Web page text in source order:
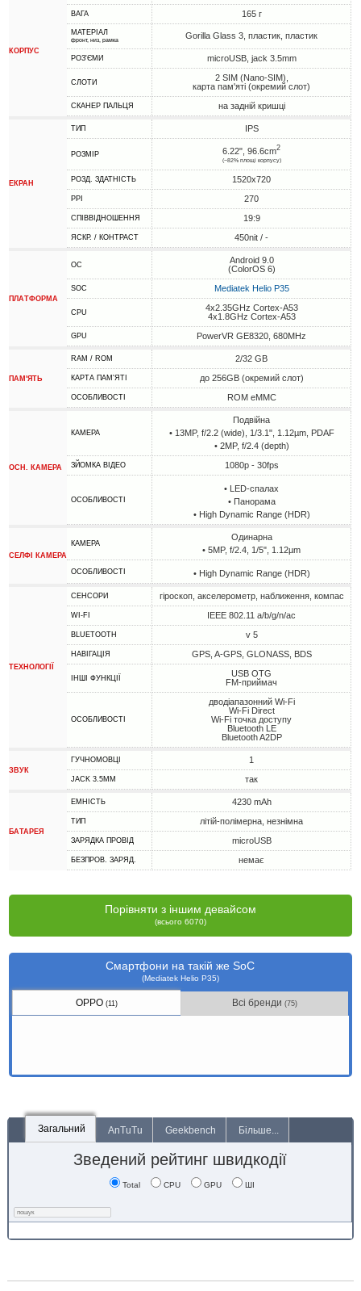
КОРПУС
ВАГА 165 г
МАТЕРІАЛ
фронт, низ, рамка Gorilla Glass 3, пластик, пластик
РОЗ'ЄМИ microUSB, jack 3.5mm
СЛОТИ
2 SIM (Nano-SIM),
карта пам'яті (окремий слот)
СКАНЕР ПАЛЬЦЯ на задній кришці
ЕКРАН
ТИП IPS
РОЗМІР 6.22", 96.6cm2
(~82% площі корпусу)
РОЗД. ЗДАТНІСТЬ 1520x720
PPI 270
СПІВВІДНОШЕННЯ 19:9
ЯСКР. / КОНТРАСТ 450nit / -
ПЛАТФОРМА
ОС
Android 9.0
(ColorOS 6)
SOC Mediatek Helio P35
CPU
4x2.35GHz Cortex-A53
4x1.8GHz Cortex-A53
GPU PowerVR GE8320, 680MHz
ПАМ'ЯТЬ
RAM / ROM 2/32 GB
КАРТА ПАМ'ЯТІ до 256GB (окремий слот)
ОСОБЛИВОСТІ ROM eMMC
ОСН. КАМЕРА
КАМЕРА
Подвійна
• 13MP, f/2.2 (wide), 1/3.1", 1.12µm, PDAF
• 2MP, f/2.4 (depth)
ЗЙОМКА ВІДЕО 1080p - 30fps
ОСОБЛИВОСТІ
• LED-спалах
• Панорама
• High Dynamic Range (HDR)
СЕЛФІ КАМЕРА
КАМЕРА
Одинарна
• 5MP, f/2.4, 1/5", 1.12µm
ОСОБЛИВОСТІ • High Dynamic Range (HDR)
ТЕХНОЛОГІЇ
СЕНСОРИ гіроскоп, акселерометр, наближення, компас
WI-FI IEEE 802.11 a/b/g/n/ac
BLUETOOTH v 5
НАВІГАЦІЯ GPS, A-GPS, GLONASS, BDS
ІНШІ ФУНКЦІЇ
USB OTG
FM-приймач
ОСОБЛИВОСТІ
дводіапазонний Wi-Fi
Wi-Fi Direct
Wi-Fi точка доступу
Bluetooth LE
Bluetooth A2DP
ЗВУК
ГУЧНОМОВЦІ 1
JACK 3.5MM так
БАТАРЕЯ
ЕМНІСТЬ 4230 mAh
ТИП літій-полімерна, незнімна
ЗАРЯДКА ПРОВІД microUSB
БЕЗПРОВ. ЗАРЯД. немає
Порівняти з іншим девайсом
(всього 6070)
Смартфони на такій же SoC
(Mediatek Helio P35)
OPPO(11) Всі бренди(75)
Загальний AnTuTu Geekbench Більше...
Зведений рейтинг швидкодії
Total CPU GPU ШІ